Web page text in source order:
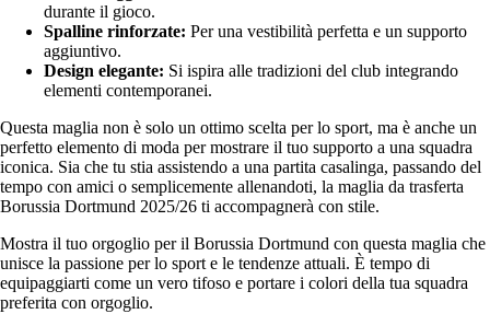
durante il gioco.
Spalline rinforzate: Per una vestibilità perfetta e un supporto
aggiuntivo.
Design elegante: Si ispira alle tradizioni del club integrando
elementi contemporanei.
Questa maglia non è solo un ottimo scelta per lo sport, ma è anche un
perfetto elemento di moda per mostrare il tuo supporto a una squadra
iconica. Sia che tu stia assistendo a una partita casalinga, passando del
tempo con amici o semplicemente allenandoti, la maglia da trasferta
Borussia Dortmund 2025/26 ti accompagnerà con stile.
Mostra il tuo orgoglio per il Borussia Dortmund con questa maglia che
unisce la passione per lo sport e le tendenze attuali. È tempo di
equipaggiarti come un vero tifoso e portare i colori della tua squadra
preferita con orgoglio.